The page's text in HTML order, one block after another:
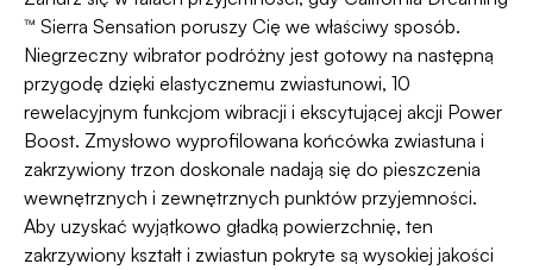
pieniądze 🧡
programu Wygodne Zwroty®
™ Sierra Sensation poruszy Cię we właściwy sposób.
Niegrzeczny wibrator podróżny jest gotowy na następną
przygodę dzięki elastycznemu zwiastunowi, 10
rewelacyjnym funkcjom wibracji i ekscytującej akcji Power
Boost. Zmysłowo wyprofilowana końcówka zwiastuna i
zakrzywiony trzon doskonale nadają się do pieszczenia
wewnętrznych i zewnętrznych punktów przyjemności.
Aby uzyskać wyjątkowo gładką powierzchnię, ten
zakrzywiony kształt i zwiastun pokryte są wysokiej jakości